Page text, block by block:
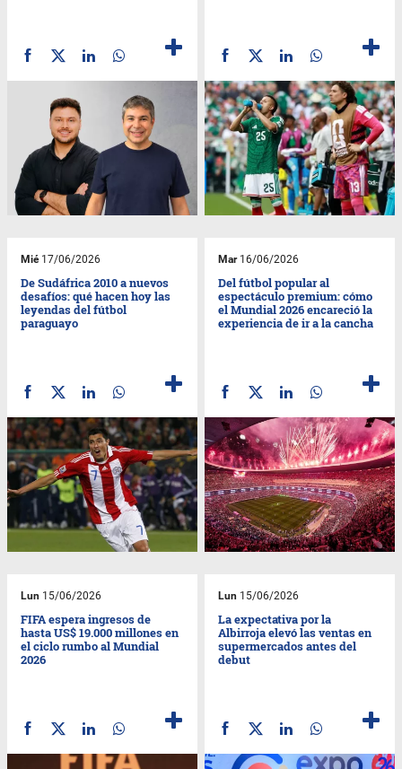
Mié17/06/2026
De Sudáfrica 2010 a nuevos
desafíos: qué hacen hoy las
leyendas del fútbol
paraguayo
Mar16/06/2026
Del fútbol popular al
espectáculo premium: cómo
el Mundial 2026 encareció la
experiencia de ir a la cancha
Lun 15/06/2026
FIFA espera ingresos de
hasta US$ 19.000 millones en
el ciclo rumbo al Mundial
2026
Lun 15/06/2026
La expectativa por la
Albirroja elevó las ventas en
supermercados antes del
debut